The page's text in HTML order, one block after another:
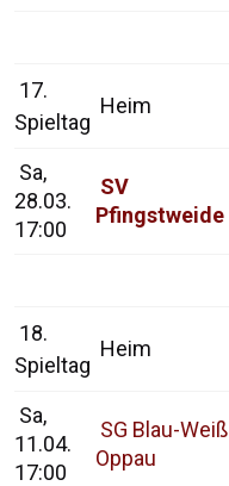
17.
Spieltag
Heim
Sa,
28.03.
17:00
SV
Pfingstweide
18.
Spieltag
Heim
Sa,
11.04.
17:00
SG Blau-Weiß
Oppau